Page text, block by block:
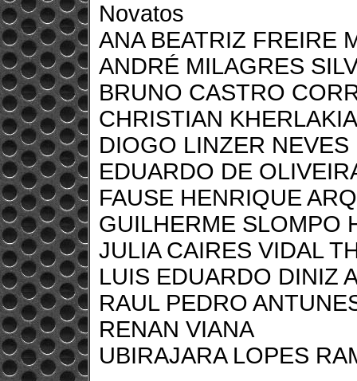
Novatos
ANA BEATRIZ FREIRE
ANDRÉ MILAGRES
BRUNO CASTRO
CHRISTIAN
DIOGO LINZER NEVES
EDUARDO DE
FAUSE HENRIQUE
GUILHERME SLOMPO
JULIA CAIRES VIDAL
LUIS EDUARDO DINIZ
RAUL PEDRO
RENAN VIANA
UBIRAJARA LOPES